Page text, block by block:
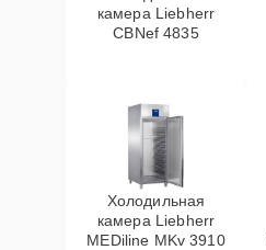
камера Liebherr
CBNef 4835
Холодильная
камера Liebherr
MEDiline MKv 3910